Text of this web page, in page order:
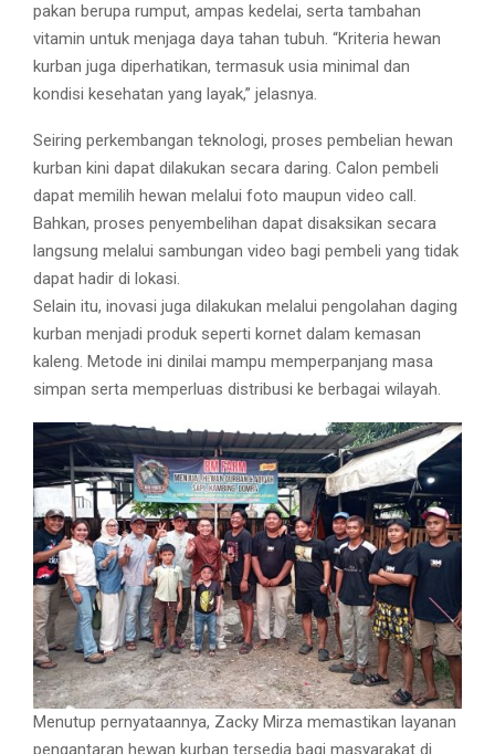
pakan berupa rumput, ampas kedelai, serta tambahan
vitamin untuk menjaga daya tahan tubuh. “Kriteria hewan
kurban juga diperhatikan, termasuk usia minimal dan
kondisi kesehatan yang layak,” jelasnya.
Seiring perkembangan teknologi, proses pembelian hewan
kurban kini dapat dilakukan secara daring. Calon pembeli
dapat memilih hewan melalui foto maupun video call.
Bahkan, proses penyembelihan dapat disaksikan secara
langsung melalui sambungan video bagi pembeli yang tidak
dapat hadir di lokasi.
Selain itu, inovasi juga dilakukan melalui pengolahan daging
kurban menjadi produk seperti kornet dalam kemasan
kaleng. Metode ini dinilai mampu memperpanjang masa
simpan serta memperluas distribusi ke berbagai wilayah.
Menutup pernyataannya, Zacky Mirza memastikan layanan